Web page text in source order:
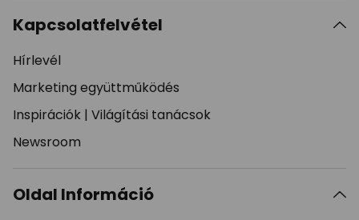
Kapcsolatfelvétel
Hírlevél
Marketing együttműködés
Inspirációk | Világítási tanácsok
Newsroom
Oldal Információ